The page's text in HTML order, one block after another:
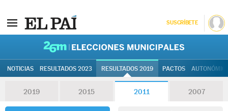
SUSCRÍBETE
NOTICIAS RESULTADOS 2023 RESULTADOS 2019 PACTOS
2019 2015 2011 2007